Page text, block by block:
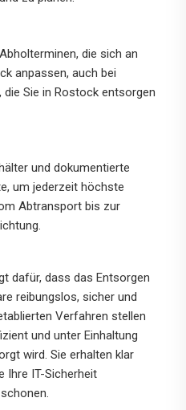
die sich an
anpassen, auch bei
Sie in Rostock entsorgen
und dokumentierte
um jederzeit höchste
Abtransport bis zur
dafür, dass das Entsorgen
reibungslos, sicher und
Verfahren stellen
und unter Einhaltung
wird. Sie erhalten klar
Ihre IT-Sicherheit